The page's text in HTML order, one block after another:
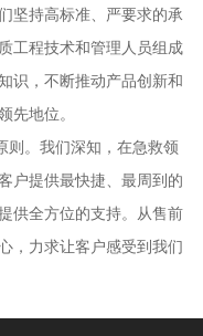
坚持高标准、严要求的承
工程技术和管理人员组成
识，不断推动产品创新和
先地位。
则。我们深知，在急救领
户提供最快捷、最周到的
供全方位的支持。从售前
，力求让客户感受到我们